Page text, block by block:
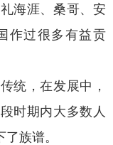
海涯、桑哥、安
作过很多有益贡
统，在发展中，
时期内大多数人
族谱。